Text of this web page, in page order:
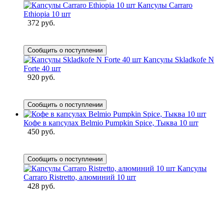
Капсулы Carraro
Ethiopia 10 шт
372 руб.
Сообщить о поступлении
Капсулы Skladkofe N
Forte 40 шт
920 руб.
Сообщить о поступлении
Кофе в капсулах Belmio Pumpkin Spice, Тыква 10 шт
450 руб.
Сообщить о поступлении
Капсулы
Carraro Ristretto, алюминий 10 шт
428 руб.